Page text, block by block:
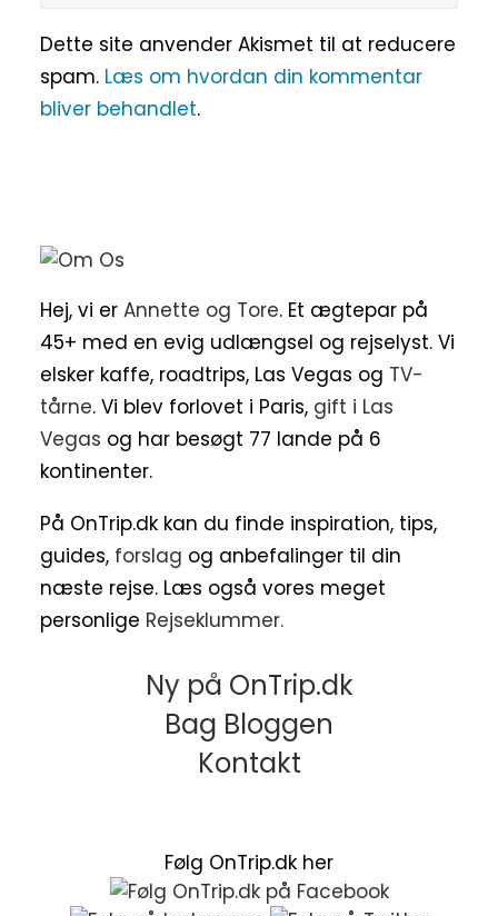
Dette site anvender Akismet til at reducere
spam. Læs om hvordan din kommentar
bliver behandlet.
Hej, vi er Annette og Tore. Et ægtepar på
45+ med en evig udlængsel og rejselyst. Vi
elsker kaffe, roadtrips, Las Vegas og TV-
tårne. Vi blev forlovet i Paris, gift i Las
Vegas og har besøgt 77 lande på 6
kontinenter.
På OnTrip.dk kan du finde inspiration, tips,
guides, forslag og anbefalinger til din
næste rejse. Læs også vores meget
personlige Rejseklummer.
Ny på OnTrip.dk
Bag Bloggen
Kontakt
Følg OnTrip.dk her